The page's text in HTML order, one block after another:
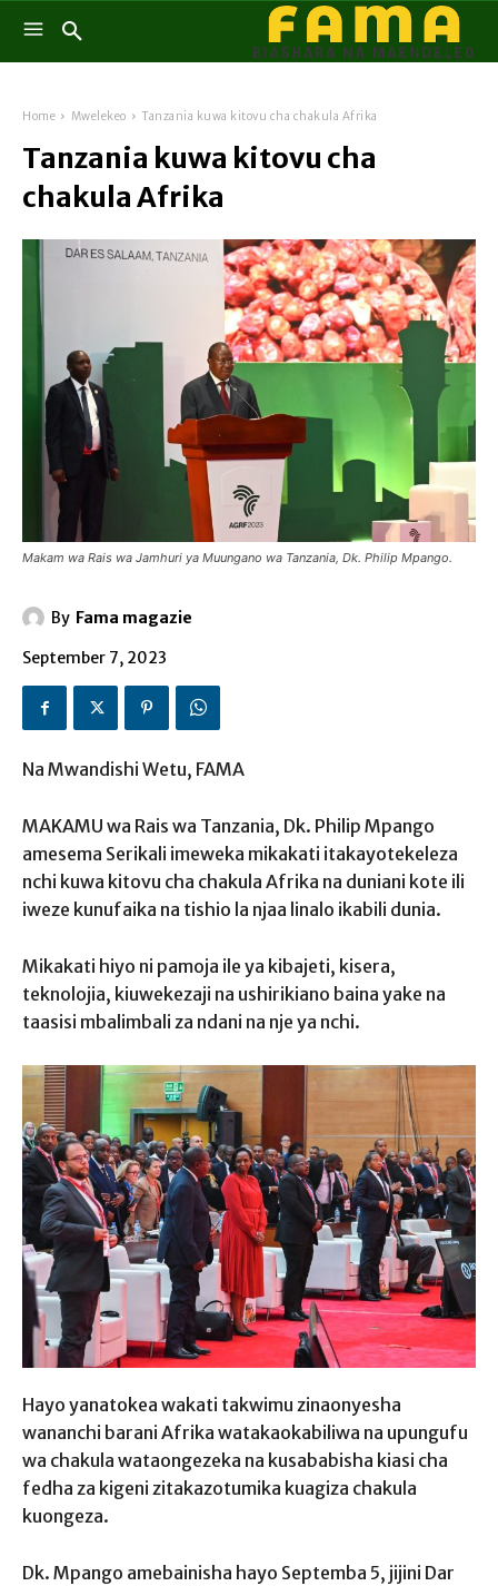
Home Mwelekeo Tanzania kuwa kitovu cha chakula Afrika
Tanzania kuwa kitovu cha
chakula Afrika
Makam wa Rais wa Jamhuri ya Muungano wa Tanzania, Dk. Philip Mpango.
By Fama magazie
September 7, 2023
Na Mwandishi Wetu, FAMA
MAKAMU wa Rais wa Tanzania, Dk. Philip Mpango
amesema Serikali imeweka mikakati itakayotekeleza
nchi kuwa kitovu cha chakula Afrika na duniani kote ili
iweze kunufaika na tishio la njaa linalo ikabili dunia.
Mikakati hiyo ni pamoja ile ya kibajeti, kisera,
teknolojia, kiuwekezaji na ushirikiano baina yake na
taasisi mbalimbali za ndani na nje ya nchi.
Hayo yanatokea wakati takwimu zinaonyesha
wananchi barani Afrika watakaokabiliwa na upungufu
wa chakula wataongezeka na kusababisha kiasi cha
fedha za kigeni zitakazotumika kuagiza chakula
kuongeza.
Dk. Mpango amebainisha hayo Septemba 5, jijini Dar